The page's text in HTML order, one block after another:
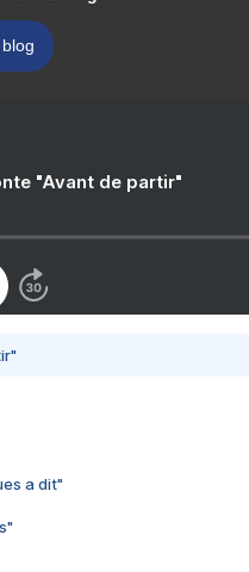
"Avant de partir"
a dit"